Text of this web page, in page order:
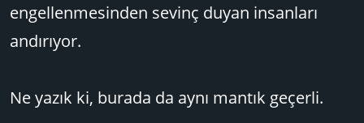
engellenmesinden sevinç duyan insanları
andırıyor.
Ne yazık ki, burada da aynı mantık geçerli.